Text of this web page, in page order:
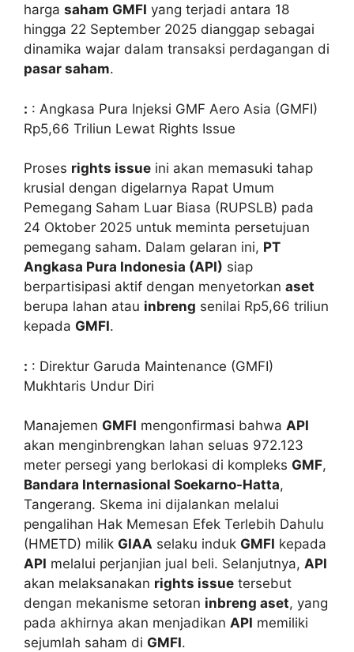
harga saham GMFI yang terjadi antara 18
hingga 22 September 2025 dianggap sebagai
dinamika wajar dalam transaksi perdagangan di
pasar saham.
: : Angkasa Pura Injeksi GMF Aero Asia (GMFI)
Rp5,66 Triliun Lewat Rights Issue
Proses rights issue ini akan memasuki tahap
krusial dengan digelarnya Rapat Umum
Pemegang Saham Luar Biasa (RUPSLB) pada
24 Oktober 2025 untuk meminta persetujuan
pemegang saham. Dalam gelaran ini, PT
Angkasa Pura Indonesia (API) siap
berpartisipasi aktif dengan menyetorkan aset
berupa lahan atau inbreng senilai Rp5,66 triliun
kepada GMFI.
: : Direktur Garuda Maintenance (GMFI)
Mukhtaris Undur Diri
Manajemen GMFI mengonfirmasi bahwa API
akan menginbrengkan lahan seluas 972.123
meter persegi yang berlokasi di kompleks GMF,
Bandara Internasional Soekarno-Hatta,
Tangerang. Skema ini dijalankan melalui
pengalihan Hak Memesan Efek Terlebih Dahulu
(HMETD) milik GIAA selaku induk GMFI kepada
API melalui perjanjian jual beli. Selanjutnya, API
akan melaksanakan rights issue tersebut
dengan mekanisme setoran inbreng aset, yang
pada akhirnya akan menjadikan API memiliki
sejumlah saham di GMFI.